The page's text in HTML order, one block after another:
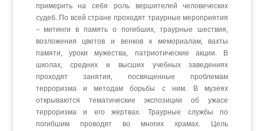
примерить на себя роль вершителей человеческих
судеб. По всей стране проходят траурные мероприятия
– митинги в память о погибших, траурные шествия,
возложения цветов и венков к мемориалам, вахты
памяти, уроки мужества, патриотические акции. В
школах, средних и высших учебных заведениях
проходят занятия, посвященные проблемам
терроризма и методам борьбы с ним. В музеях
открываются тематические экспозиции об ужасе
терроризма и его жертвах. Траурные службы по
погибшим проводят во многих храмах. Цель